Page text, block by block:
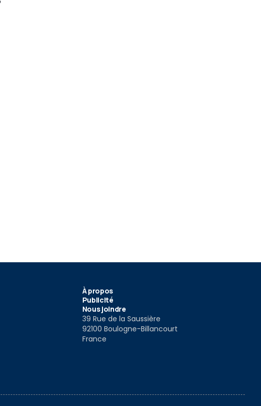
À propos
Publicité
Nous joindre
39 Rue de la Saussière
92100 Boulogne-Billancourt
France